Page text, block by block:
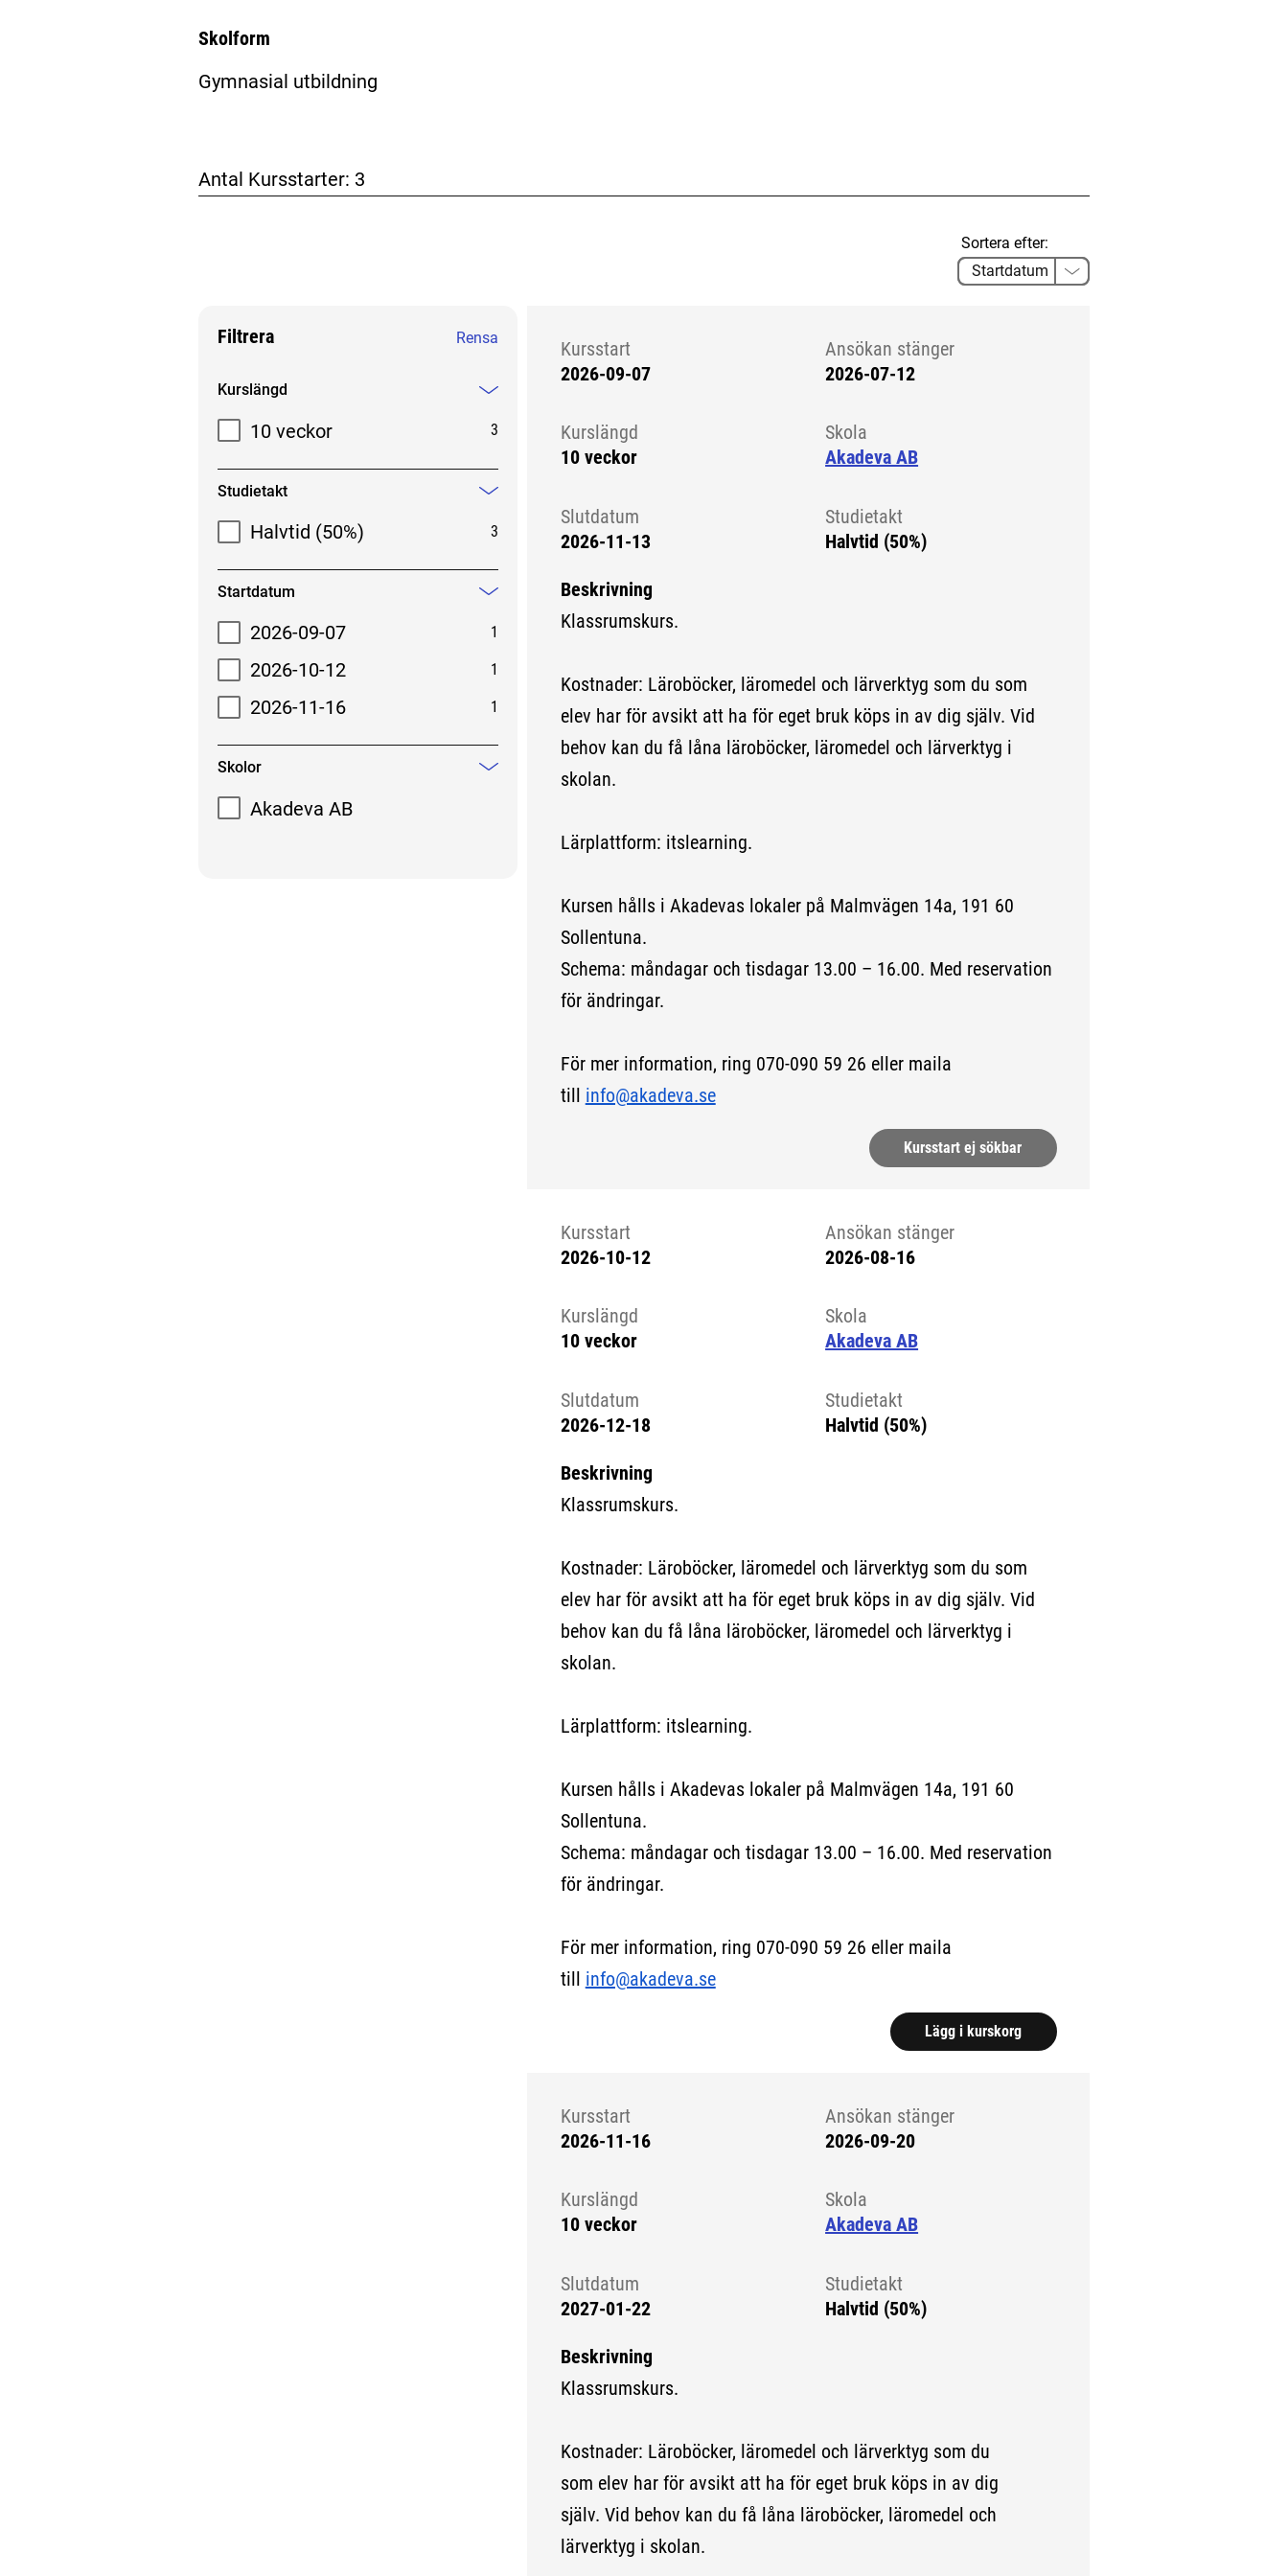
Skolform
Gymnasial utbildning
Antal Kursstarter: 3
Sortera efter:
Filtrera Rensa
Filtrera sökresultat
Kurslängd
10 veckor
3
Studietakt
Mindre information
Halvtid (50%)
3
Startdatum
2026-09-07
1
2026-10-12 1
2026-11-16 1
Skolor
Mindre information
Akadeva AB
Kursstart
2026-09-07
Ansökan stänger
2026-07-12
Kurslängd
10 veckor
Skola
Akadeva AB
Slutdatum
2026-11-13
Studietakt
Halvtid (50%)
Beskrivning
Klassrumskurs.
Kostnader: Läroböcker, läromedel och lärverktyg som du som
elev har för avsikt att ha för eget bruk köps in av dig själv. Vid
behov kan du få låna läroböcker, läromedel och lärverktyg i
skolan.
Lärplattform: itslearning.
Kursen hålls i Akadevas lokaler på Malmvägen 14a, 191 60
Sollentuna.
Schema: måndagar och tisdagar 13.00 – 16.00. Med reservation
för ändringar.
För mer information, ring 070-090 59 26 eller maila
till info@akadeva.se
Kursstart ej sökbar
Kursstart
2026-10-12
Ansökan stänger
2026-08-16
Kurslängd
10 veckor
Skola
Akadeva AB
Slutdatum
2026-12-18
Studietakt
Halvtid (50%)
Beskrivning
Klassrumskurs.
Kostnader: Läroböcker, läromedel och lärverktyg som du som
elev har för avsikt att ha för eget bruk köps in av dig själv. Vid
behov kan du få låna läroböcker, läromedel och lärverktyg i
skolan.
Lärplattform: itslearning.
Kursen hålls i Akadevas lokaler på Malmvägen 14a, 191 60
Sollentuna.
Schema: måndagar och tisdagar 13.00 – 16.00. Med reservation
för ändringar.
För mer information, ring 070-090 59 26 eller maila
till info@akadeva.se
Lägg i kurskorg
Kursstart
2026-11-16
Ansökan stänger
2026-09-20
Kurslängd
10 veckor
Skola
Akadeva AB
Slutdatum
2027-01-22
Studietakt
Halvtid (50%)
Beskrivning
Klassrumskurs.
Kostnader: Läroböcker, läromedel och lärverktyg som du
som elev har för avsikt att ha för eget bruk köps in av dig
själv. Vid behov kan du få låna läroböcker, läromedel och
lärverktyg i skolan.